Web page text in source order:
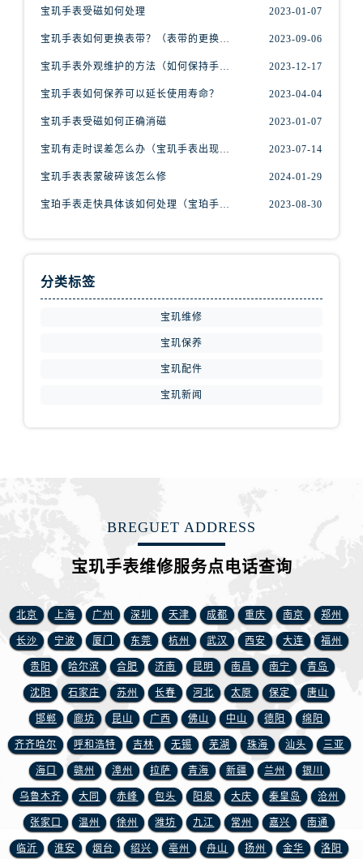
江西省南昌市红谷滩新区红谷中大道998号绿地双子塔（中央广场）A1座办公楼14层1407室宝玑售后服务中心（需提前预约）
山东省德州市德城区东风中路宝玑售后服务中心（需提前预约）
山东省济南市历下区经十路11111号华润中心写字楼（万象城）15层1508室宝玑售后服务中心（需提前预约）
浙江省嘉兴市南湖区广益路705号嘉兴世界贸易中心A座13层1304室宝玑售后服务中心（需提前预约）
浙江省金华市金东区东南街777号金华万达广场4号楼22楼2209室宝玑售后服务中心（需提前预约）
浙江省丽水市莲都区解放街宝玑售后服务中心（需提前预约）
浙江省宁波市江北区大闸南路500号来福士广场办公楼20层2009室宝玑售后服务中心（需提前预约）
浙江省衢州市柯城区上街宝玑售后服务中心（需提前预约）
浙江省绍兴市越城区胜利东路379号世茂天际中心写字楼8层805室宝玑售后服务中心（需提前预约）
浙江省舟山市定海区解放东路宝玑售后服务中心（需提前预约）
澳门特别行政区大堂区议事亭前地（新马路）宝玑售后服务中心（需提前预约）
澳门特别行政区风顺堂区南湾大马路宝玑售后服务中心（需提前预约）
澳门特别行政区花地玛堂区关闸广场宝玑售后服务中心（需提前预约）
澳门特别行政区花王堂区大三巴商圈宝玑售后服务中心（需提前预约）
宝玑手表受磁如何处理 2023-01-07
宝玑手表如何更换表带？（表带的更换方法） 2023-09-06
宝玑手表外观维护的方法（如何保持手表精美的外观） 2023-12-17
宝玑手表如何保养可以延长使用寿命？ 2023-04-04
宝玑手表受磁如何正确消磁 2023-01-07
宝玑有走时误差怎么办（宝玑手表出现误差原因） 2023-07-14
宝玑手表表蒙破碎该怎么修 2024-01-29
宝珀手表走快具体该如何处理（宝珀手表走快什么原因） 2023-08-30
分类标签
宝玑维修
宝玑保养
宝玑配件
宝玑新闻
BREGUET ADDRESS
宝玑手表维修服务点电话查询
北京 上海 广州 深圳 天津 成都 重庆 南京 郑州
长沙 宁波 厦门 东莞 杭州 武汉 西安 大连 福州
贵阳 哈尔滨 合肥 济南 昆明 南昌 南宁 青岛
沈阳 石家庄 苏州 长春 河北 太原 保定 唐山
邯郸 廊坊 昆山 广西 佛山 中山 德阳 绵阳
齐齐哈尔 呼和浩特 吉林 无锡 芜湖 珠海 汕头 三亚
海口 赣州 漳州 拉萨 青海 新疆 兰州 银川
乌鲁木齐 大同 赤峰 包头 阳泉 大庆 秦皇岛 沧州
张家口 温州 徐州 潍坊 九江 常州 嘉兴 南通
临沂 淮安 烟台 绍兴 亳州 舟山 扬州 金华 洛阳